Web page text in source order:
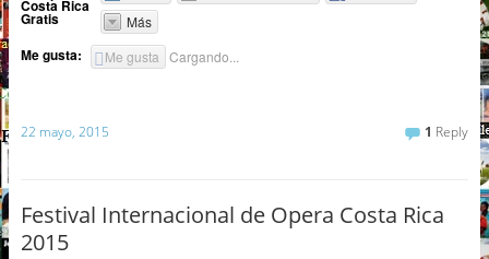
Costa Rica
Gratis
Más
Me gusta: Me gusta Cargando...
22 mayo, 2015 1 Reply
Festival Internacional de Opera Costa Rica
2015